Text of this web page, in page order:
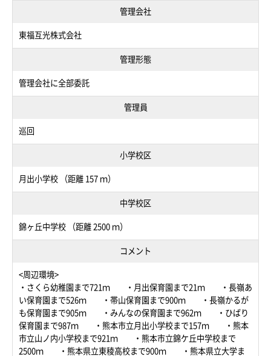
管理会社
東福互光株式会社
管理形態
管理会社に全部委託
管理員
巡回
小学校区
月出小学校 （距離 157 ｍ）
中学校区
錦ヶ丘中学校 （距離 2500 ｍ）
コメント
<周辺環境>
・さくら幼稚園まで721ｍ ・月出保育園まで21ｍ ・長嶺あ
い保育園まで526ｍ ・帯山保育園まで900ｍ ・長嶺かるが
も保育園まで905ｍ ・みんなの保育園まで962ｍ ・ひばり
保育園まで987ｍ ・熊本市立月出小学校まで157ｍ ・熊本
市立山ノ内小学校まで921ｍ ・熊本市立錦ケ丘中学校まで
2500ｍ ・熊本県立東稜高校まで900ｍ ・熊本県立大学ま